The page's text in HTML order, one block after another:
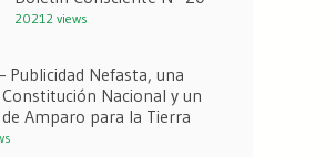
20212 views
Publicidad Nefasta, una
Nacional y un
Amparo para la Tierra